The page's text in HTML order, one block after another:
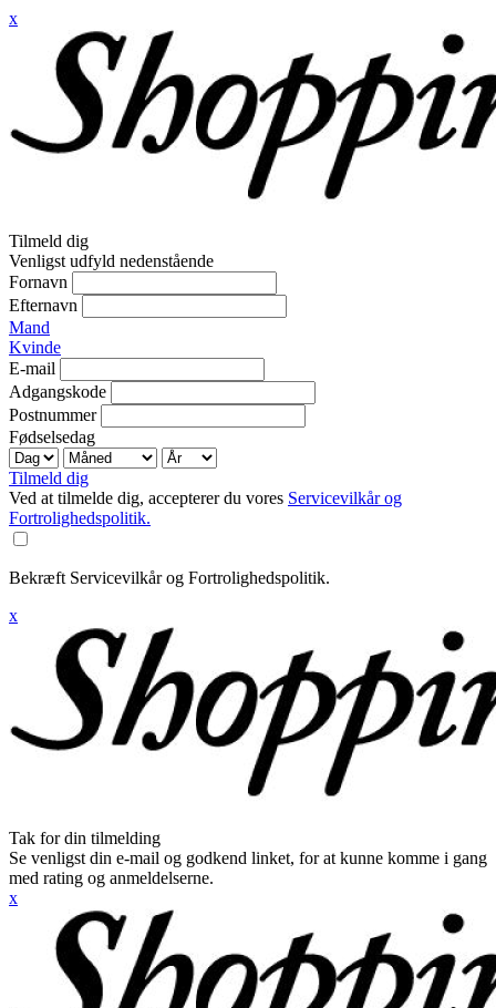
x
Tilmeld dig
Venligst udfyld nedenstående
Fornavn
Efternavn
Mand
Kvinde
E-mail
Adgangskode
Postnummer
Fødselsedag
Tilmeld dig
Ved at tilmelde dig, accepterer du vores Servicevilkår og
Fortrolighedspolitik.
Bekræft Servicevilkår og Fortrolighedspolitik.
x
Tak for din tilmelding
Se venligst din e-mail og godkend linket, for at kunne komme i gang
med rating og anmeldelserne.
x